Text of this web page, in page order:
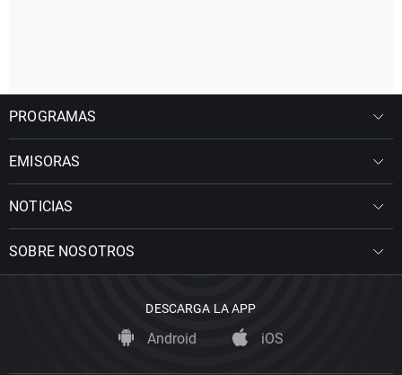
PROGRAMAS
EMISORAS
NOTICIAS
SOBRE NOSOTROS
DESCARGA LA APP
Android iOS